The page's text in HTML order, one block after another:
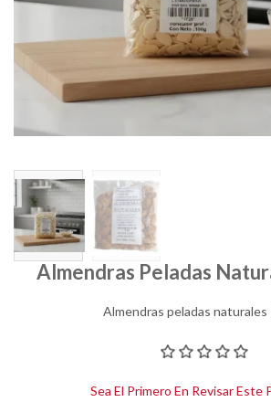
Almendras Peladas
Almendras peladas naturales
Sea El Primero En Revisar Este